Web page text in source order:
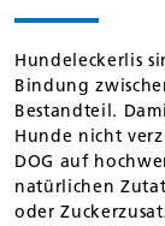
Hundeleckerlis
Bindung
Bestandteil.
Hunde nicht
DOG auf
natürlichen
oder